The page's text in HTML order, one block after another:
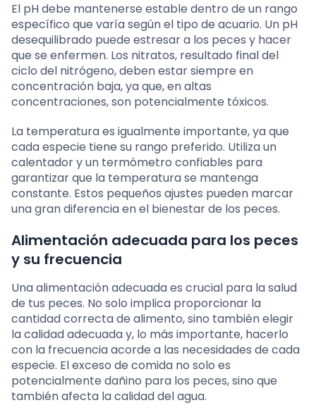
El pH debe mantenerse estable dentro de un rango
específico que varía según el tipo de acuario. Un pH
desequilibrado puede estresar a los peces y hacer
que se enfermen. Los nitratos, resultado final del
ciclo del nitrógeno, deben estar siempre en
concentración baja, ya que, en altas
concentraciones, son potencialmente tóxicos.
La temperatura es igualmente importante, ya que
cada especie tiene su rango preferido. Utiliza un
calentador y un termómetro confiables para
garantizar que la temperatura se mantenga
constante. Estos pequeños ajustes pueden marcar
una gran diferencia en el bienestar de los peces.
Alimentación adecuada para los peces
y su frecuencia
Una alimentación adecuada es crucial para la salud
de tus peces. No solo implica proporcionar la
cantidad correcta de alimento, sino también elegir
la calidad adecuada y, lo más importante, hacerlo
con la frecuencia acorde a las necesidades de cada
especie. El exceso de comida no solo es
potencialmente dañino para los peces, sino que
también afecta la calidad del agua.